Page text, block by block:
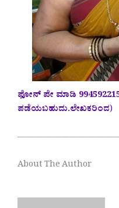
ಫೋನ್ ಪೇ ಮಾಡಿ
ಪಡೆಯಬಹುದು.ಲೇಖಕರಿಂದ)
About The Author